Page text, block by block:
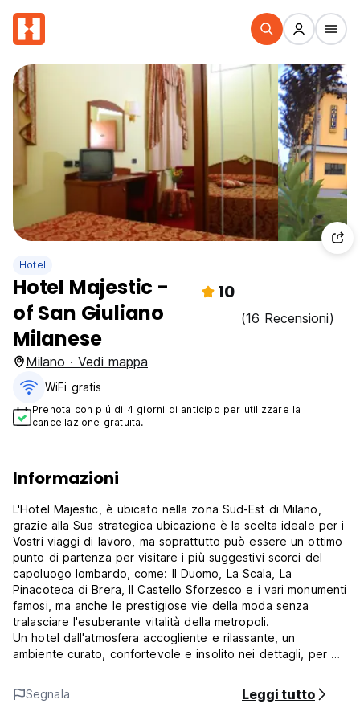
Hotel
Hotel Majestic -
of San Giuliano
Milanese
10
(16 Recensioni)
Milano · Vedi mappa
WiFi gratis
Prenota con piú di 4 giorni di anticipo per utilizzare la
cancellazione gratuita.
Informazioni
L'Hotel Majestic, è ubicato nella zona Sud-Est di Milano,
grazie alla Sua strategica ubicazione è la scelta ideale per i
Vostri viaggi di lavoro, ma soprattutto può essere un ottimo
punto di partenza per visitare i più suggestivi scorci del
capoluogo lombardo, come: Il Duomo, La Scala, La
Pinacoteca di Brera, Il Castello Sforzesco e i vari monumenti
famosi, ma anche le prestigiose vie della moda senza
tralasciare l'esuberante vitalità della metropoli.
Un hotel dall'atmosfera accogliente e rilassante, un
ambiente curato, confortevole e insolito nei dettagli, per chi
questo è l'Hotel Majestic ubicato nel parco agricolo Sud di
Milano, territorio ricco di preziose testimonianze storiche e
Segnala Leggi tutto